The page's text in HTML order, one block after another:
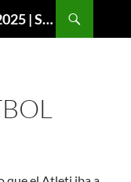
Chandal Atletico de Madrid 2024 2025 | SuperVigo